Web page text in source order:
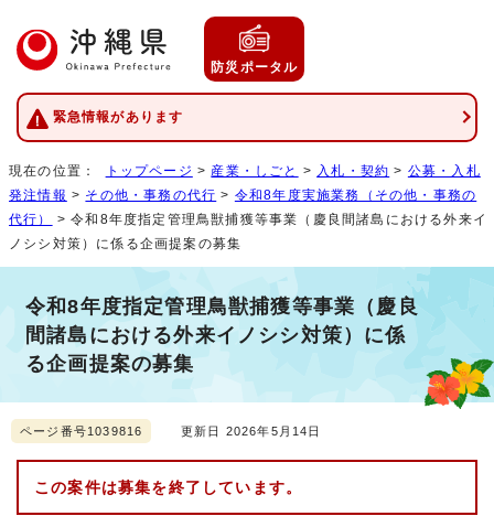
防災ポータル
緊急情報があります
現在の位置： トップページ > 産業・しごと > 入札・契約 > 公募・入札
発注情報 > その他・事務の代行 > 令和8年度実施業務（その他・事務の
代行）
> 令和8年度指定管理鳥獣捕獲等事業（慶良間諸島における外来イ
ノシシ対策）に係る企画提案の募集
令和8年度指定管理鳥獣捕獲等事業（慶良
間諸島における外来イノシシ対策）に係
る企画提案の募集
ページ番号1039816 更新日 2026年5月14日
この案件は募集を終了しています。